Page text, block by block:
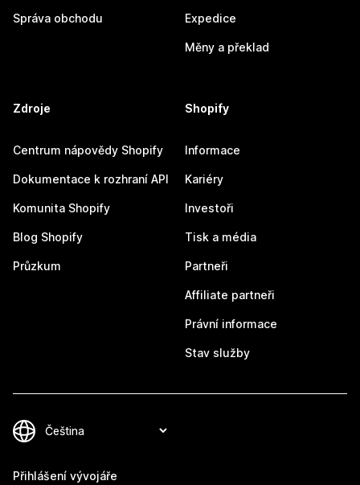
Správa obchodu Expedice
Měny a překlad
Zdroje
Centrum nápovědy Shopify
Dokumentace k rozhraní API
Komunita Shopify
Blog Shopify
Průzkum
Shopify
Informace
Kariéry
Investoři
Tisk a média
Partneři
Affiliate partneři
Právní informace
Stav služby
Přihlášení vývojáře